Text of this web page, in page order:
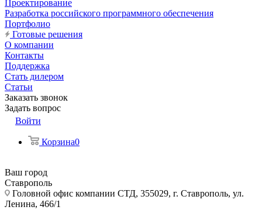
Проектирование
Разработка российского программного обеспечения
Портфолио
Готовые решения
О компании
Контакты
Поддержка
Стать дилером
Статьи
Заказать звонок
Задать вопрос
Войти
Корзина0
Ваш город
Ставрополь
Головной офис компании СТД, 355029, г. Ставрополь, ул.
Ленина, 466/1